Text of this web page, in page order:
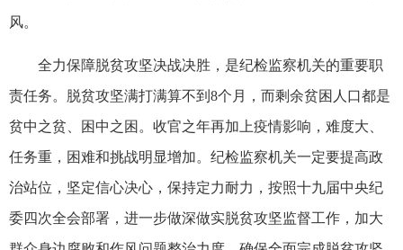
风。
全力保障脱贫攻坚决战决胜，是纪检监察机关的重要职
责任务。脱贫攻坚满打满算不到8个月，而剩余贫困人口都是
贫中之贫、困中之困。收官之年再加上疫情影响，难度大、
任务重，困难和挑战明显增加。纪检监察机关一定要提高政
治站位，坚定信心决心，保持定力耐力，按照十九届中央纪
委四次全会部署，进一步做深做实脱贫攻坚监督工作，加大